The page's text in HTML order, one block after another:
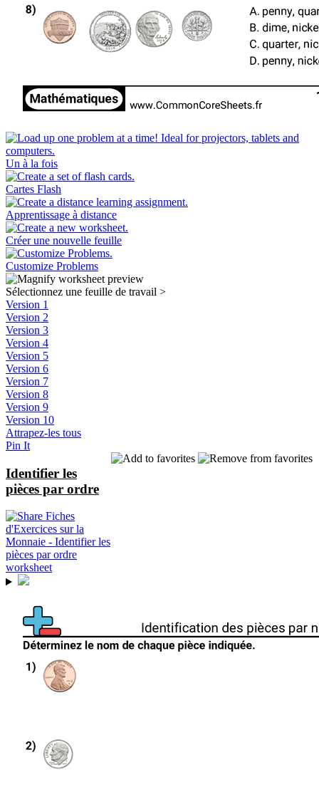
Un à la fois
Cartes Flash
Apprentissage à distance
Créer une nouvelle feuille
Customize Problems
Sélectionnez une feuille de travail >
Version 1
Version 2
Version 3
Version 4
Version 5
Version 6
Version 7
Version 8
Version 9
Version 10
Attrapez-les tous
Pin It
Identifier les
pièces par ordre